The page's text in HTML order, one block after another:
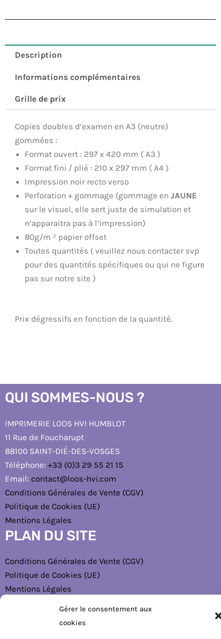
Gérer le consentement aux
cookies
Description
Informations complémentaires
Grille de prix
Copies doubles d’examen en A3 (neutre)
gommées :
Format ouvert : 297 x 420 mm ( A3 )
Format fini / plié : 210 x 297 mm ( A4 )
Impression noir recto verso
Perforation + gommage (gommage en JAUNE
sur le visuel, elle sert juste de simulation et
n’apparaitra pas à l’impression)
80g/m ² papier offset
Toutes quantités ( veuillez nous contacter svp
pour des quantités spécifiques ou qui ne figure
pas sur notre site )
Prix dégressifs en fonction de la quantité.
QUI SOMMES-NOUS ?
IMPRIMERIE LOOS HVI HUMBLOT
11 Rue de Foucharupt
88100 SAINT-DIÉ-DES-VOSGES
Téléphone: +33 (0)3 29 55 21 15
Email: contact@loos-hvi.com
Conditions Générales de Vente (CGV)
Politique de Cookies (UE)
Mentions Légales
PLAN DU SITE
Conditions Générales de Vente (CGV)
Politique de Cookies (UE)
Mentions Légales